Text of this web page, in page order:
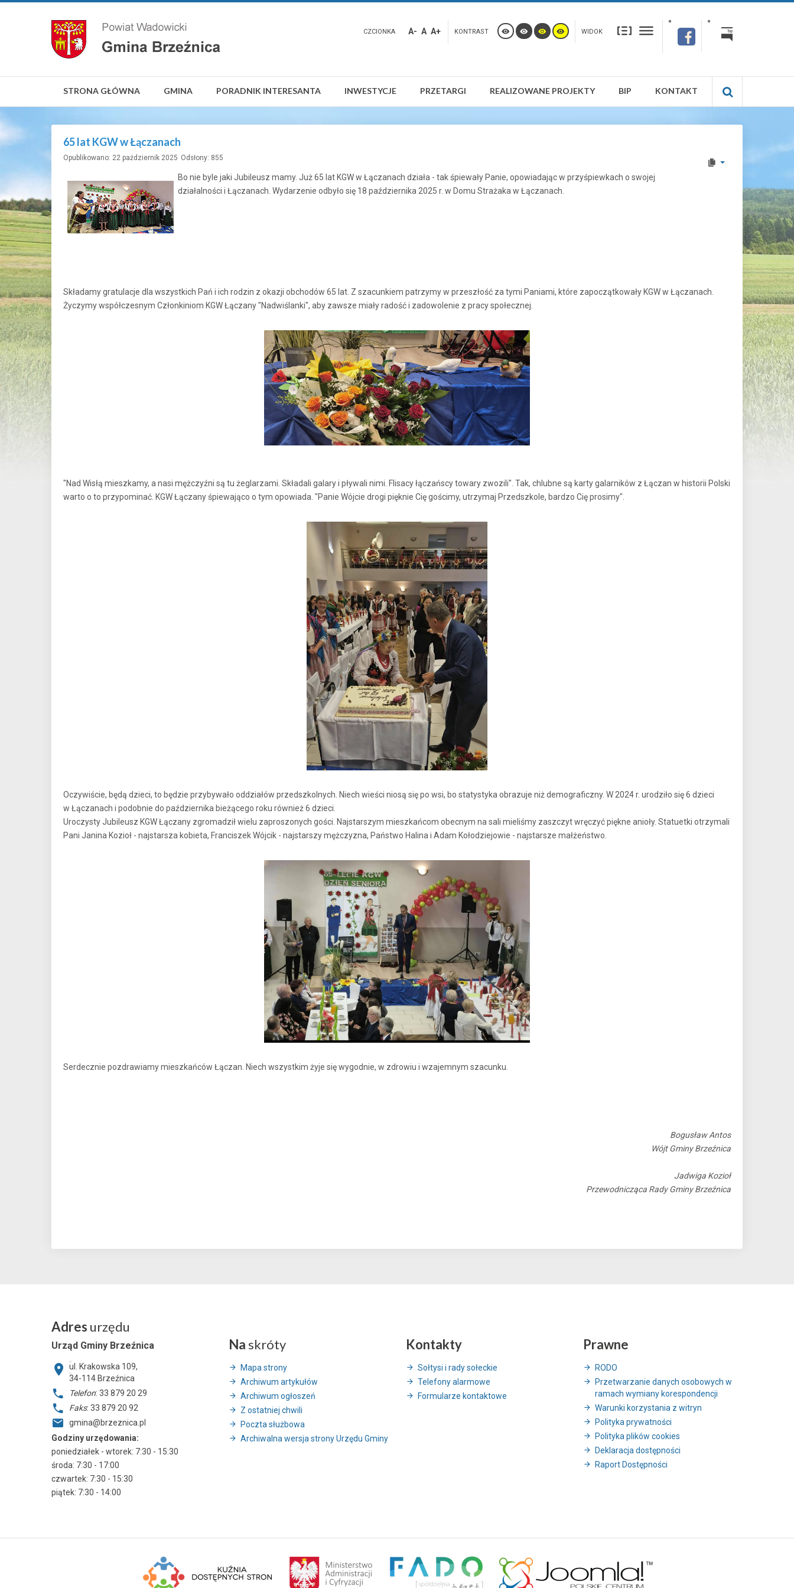
CZCIONKA A- A A+ KONTRAST WIDOK
STRONA GŁÓWNA GMINA PORADNIK INTERESANTA INWESTYCJE PRZETARGI REALIZOWANE PROJEKTY BIP KONTAKT
65 lat KGW w Łączanach
Opublikowano: 22 październik 2025 Odsłony: 855
Bo nie byle jaki Jubileusz mamy. Już 65 lat KGW w Łączanach działa - tak śpiewały Panie, opowiadając w przyśpiewkach o swojej
działalności i Łączanach. Wydarzenie odbyło się 18 października 2025 r. w Domu Strażaka w Łączanach.
Składamy gratulacje dla wszystkich Pań i ich rodzin z okazji obchodów 65 lat. Z szacunkiem patrzymy w przeszłość za tymi Paniami, które zapoczątkowały KGW w Łączanach.
Życzymy współczesnym Członkiniom KGW Łączany "Nadwiślanki", aby zawsze miały radość i zadowolenie z pracy społecznej.
"Nad Wisłą mieszkamy, a nasi mężczyźni są tu żeglarzami. Składali galary i pływali nimi. Flisacy łączańscy towary zwozili". Tak, chlubne są karty galarników z Łączan w historii Polski
warto o to przypominać. KGW Łączany śpiewająco o tym opowiada. "Panie Wójcie drogi pięknie Cię gościmy, utrzymaj Przedszkole, bardzo Cię prosimy".
Oczywiście, będą dzieci, to będzie przybywało oddziałów przedszkolnych. Niech wieści niosą się po wsi, bo statystyka obrazuje niż demograficzny. W 2024 r. urodziło się 6 dzieci
w Łączanach i podobnie do października bieżącego roku również 6 dzieci.
Uroczysty Jubileusz KGW Łączany zgromadził wielu zaproszonych gości. Najstarszym mieszkańcom obecnym na sali mieliśmy zaszczyt wręczyć piękne anioły. Statuetki otrzymali
Pani Janina Kozioł - najstarsza kobieta, Franciszek Wójcik - najstarszy mężczyzna, Państwo Halina i Adam Kołodziejowie - najstarsze małżeństwo.
Serdecznie pozdrawiamy mieszkańców Łączan. Niech wszystkim żyje się wygodnie, w zdrowiu i wzajemnym szacunku.
Bogusław Antos
Wójt Gminy Brzeźnica
Jadwiga Kozioł
Przewodnicząca Rady Gminy Brzeźnica
Adres urzędu
Urząd Gminy Brzeźnica
ul. Krakowska 109,
34-114 Brzeźnica
Telefon: 33 879 20 29
Faks: 33 879 20 92
gmina@brzeznica.pl
Godziny urzędowania:
poniedziałek - wtorek: 7:30 - 15:30
środa: 7:30 - 17:00
czwartek: 7:30 - 15:30
piątek: 7:30 - 14:00
Na skróty
Mapa strony
Archiwum artykułów
Archiwum ogłoszeń
Z ostatniej chwili
Poczta służbowa
Archiwalna wersja strony Urzędu Gminy
Kontakty
Sołtysi i rady sołeckie
Telefony alarmowe
Formularze kontaktowe
Prawne
RODO
Przetwarzanie danych osobowych w
ramach wymiany korespondencji
Warunki korzystania z witryn
Polityka prywatności
Polityka plików cookies
Deklaracja dostępności
Raport Dostępności